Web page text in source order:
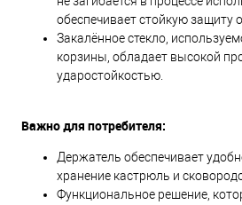
обеспечивает стойкую защиту
Закалённое стекло,
корзины, обладает высокой
ударостойкостью.
Важно для потребителя:
Держатель обеспечивает
хранение кастрюль и
Функциональное решение,